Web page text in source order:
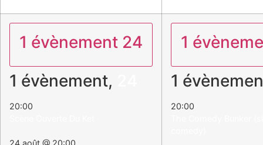
1 évènement 24
1 évènement,
20:00
1
1
20:00